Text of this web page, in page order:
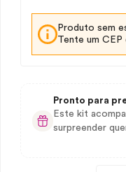
Produto sem
Tente um
Pronto para
Este kit
surpreender